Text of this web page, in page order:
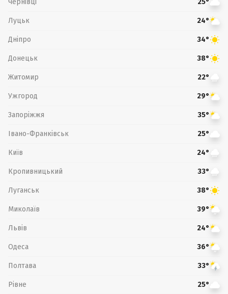
25°
Луцьк 24°
Дніпро 34°
Донецьк 38°
Житомир 22°
Ужгород 29°
Запоріжжя 35°
Івано-Франківськ 25°
Київ 24°
Кропивницький 33°
Луганськ 38°
Миколаїв 39°
Львів 24°
Одеса 36°
Полтава 33°
Рівне 25°